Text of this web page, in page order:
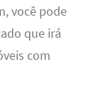
você pode
que irá
com